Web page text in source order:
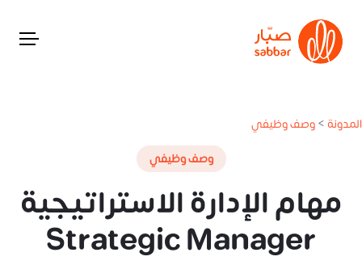
المدونة>وصف وظيفي
وصف وظيفي
مهام الإدارة الاستراتيجية
Strategic Manager